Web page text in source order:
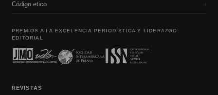
Código etico ›
PREMIOS A LA EXCELENCIA PERIODÍSTICA Y LIDERAZGO
EDITORIAL
REVISTAS